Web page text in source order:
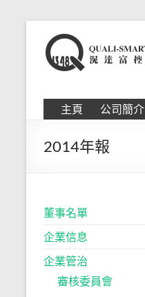
content
滉
达
富
控
股
限
公
司
主頁 公司簡介
2014年報
董事名單
企業信息
企業管治
審核委員會